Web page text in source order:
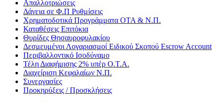
Απαλλοτριώσεις
Δάνεια σε Φ.Π Ρυθμίσεις
Χρηματοδοτικά Προγράμματα ΟΤΑ & Ν.Π.
Καταθέσεις Επιτόκια
Θυρίδες Θησαυροφυλακίου
Δεσμευμένοι Λογαριασμοί Ειδικού Σκοπού Escrow Account
Περιβαλλοντικό Ισοδύναμο
Τέλη Διαφήμισης 2% υπέρ Ο.Τ.Α.
Διαχείριση Κεφαλαίων Ν.Π.
Συνεργασίες
Προκηρύξεις / Προσκλήσεις